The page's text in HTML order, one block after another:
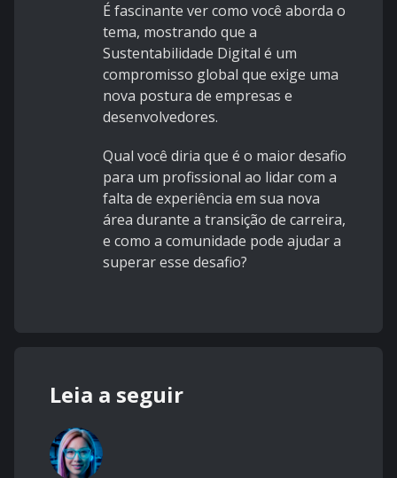
É fascinante ver como você aborda o
tema, mostrando que a
Sustentabilidade Digital é um
compromisso global que exige uma
nova postura de empresas e
desenvolvedores.
Qual você diria que é o maior desafio
para um profissional ao lidar com a
falta de experiência em sua nova
área durante a transição de carreira,
e como a comunidade pode ajudar a
superar esse desafio?
Leia a seguir